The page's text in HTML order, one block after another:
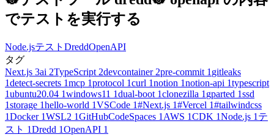
でテストを実行する
Node.jsテスト DreddOpenAPI
タグ
Next.js 3ai 2TypeScript 2devcontainer 2pre-commit 1 gitleaks
1detect-secrets 1mcp 1protocol 1curl 1notion 1notion-api 1typescript
1ubuntu20.04 1windows11 1dual-boot 1clonezilla 1 gparted 1ssd
1storage 1hello-world 1VSCode 1#Next.js 1#Vercel 1#tailwindcss
1Docker 1WSL2 1GitHubCodeSpaces 1 AWS 1CDK 1Node.js 1 テ
スト 1Dredd 1OpenAPI 1